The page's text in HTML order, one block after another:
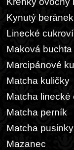
Kynutý beránek
Linecké cukroví
Maková buchta
Marcipánové
Matcha kuličky
Matcha linecké
Matcha perník
Matcha pusinky
Mazanec